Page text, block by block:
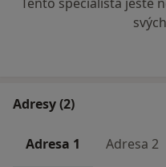
Tento specialista ještě
Adresy (2)
Adresa 1 Adresa 2